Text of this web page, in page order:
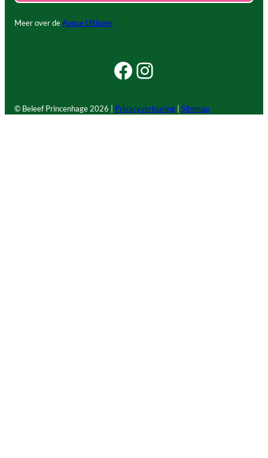
Meer over deAogse Uitloper
Facebook Beleef Princenhage
Instagram Beleef Princenhage
© Beleef Princenhage 2026 | Privacyverklaring | Sitemap